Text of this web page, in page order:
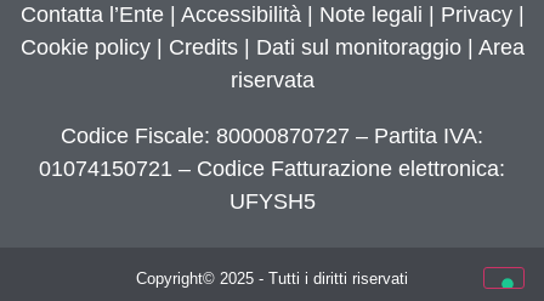
Contatta l’Ente| Accessibilità | Note legali | Privacy|
Cookie policy| Credits| Dati sul monitoraggio | Area
riservata
Codice Fiscale: 80000870727 – Partita IVA:
01074150721 – Codice Fatturazione elettronica:
UFYSH5
Copyright© 2025 - Tutti i diritti riservati